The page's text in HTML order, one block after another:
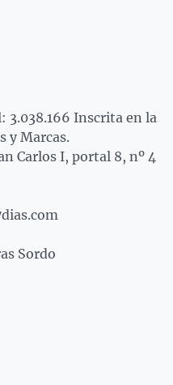
3.038.166 Inscrita en la
y Marcas.
Carlos I, portal 8, nº 4
Sordo